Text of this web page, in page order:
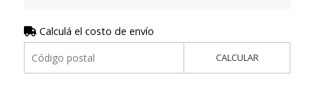
Calculá el costo de envío
CALCULAR